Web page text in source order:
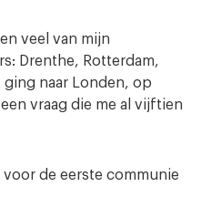
veel van mijn
Drenthe, Rotterdam,
ging naar Londen, op
vraag die me al vijftien
voor de eerste communie